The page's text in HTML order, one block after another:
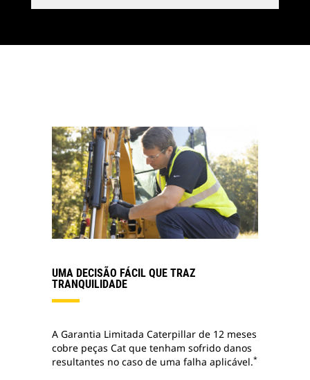
UMA DECISÃO FÁCIL QUE TRAZ
TRANQUILIDADE
A Garantia Limitada Caterpillar de 12 meses
cobre peças Cat que tenham sofrido danos
resultantes no caso de uma falha aplicável.*